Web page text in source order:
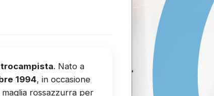
. Nato a
1994, in occasione
rossazzurra per